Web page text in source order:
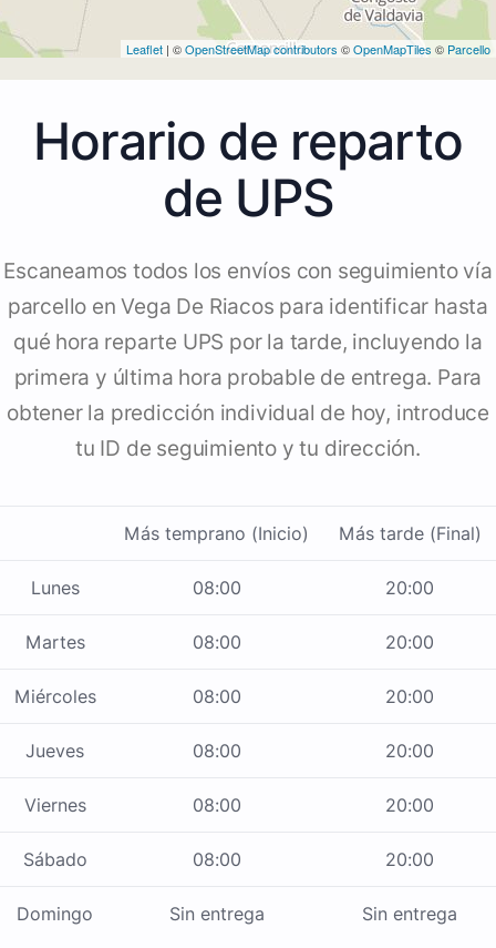
Leaflet | ©OpenStreetMap contributors ©OpenMapTiles © Parcello
Horario de reparto
de UPS
Escaneamos todos los envíos con seguimiento vía
parcello en Vega De Riacos para identificar hasta
qué hora reparte UPS por la tarde, incluyendo la
primera y última hora probable de entrega. Para
obtener la predicción individual de hoy, introduce
tu ID de seguimiento y tu dirección.
Más temprano (Inicio) Más tarde (Final)
Lunes 08:00 20:00
Martes 08:00 20:00
Miércoles 08:00 20:00
Jueves 08:00 20:00
Viernes 08:00 20:00
Sábado 08:00 20:00
Domingo Sin entrega Sin entrega